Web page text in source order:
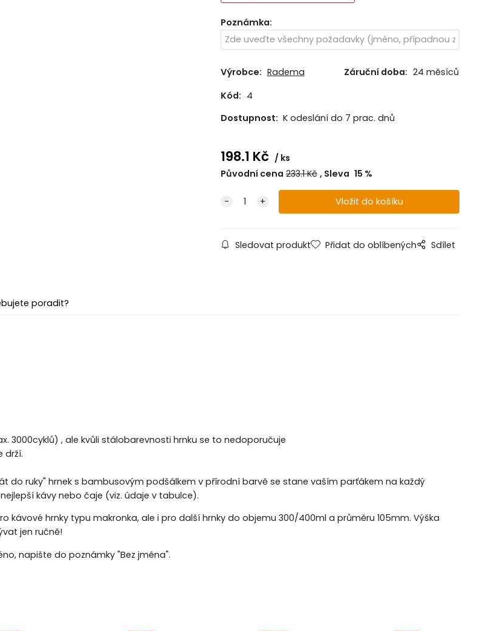
Poznámka:
Výrobce: Radema Záruční doba: 24 měsíců
Kód: 4
Dostupnost: K odeslání do 7 prac. dnů
198.1 Kč
ks
Původní cena 233.1Kč Sleva 15 %
Sledovat produkt Přidat do oblíbených Sdílet
poradit?
3000cyklů) , ale kvůli stálobarevnosti hrnku se to nedoporučuje
drží.
do ruky" hrnek s bambusovým podšálkem v přírodní barvě se stane vaším parťákem na každý
kávy nebo čaje (viz. údaje v tabulce).
kávové hrnky typu makronka, ale i pro další hrnky do objemu 300/400ml a průměru 105mm. Výška
jen ručně!
napište do poznámky "Bez jména".